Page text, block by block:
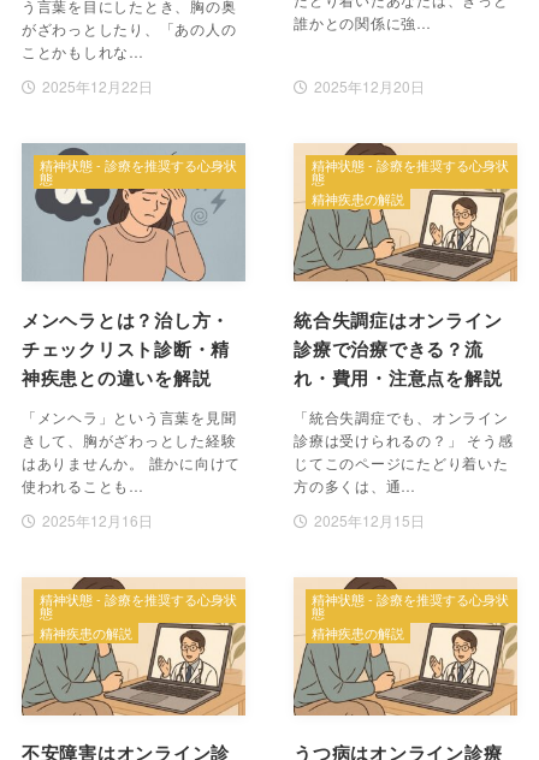
う言葉を目にしたとき、胸の奥
がざわっとしたり、「あの人の
ことかもしれな…
2025年12月22日
誰かとの関係に強…
2025年12月20日
メンヘラとは？治し方・
チェックリスト診断・精
神疾患との違いを解説
「メンヘラ」という言葉を見聞
きして、胸がざわっとした経験
はありませんか。 誰かに向けて
使われることも…
2025年12月16日
精神状態 - 診療を推奨する心身状
態
統合失調症はオンライン
診療で治療できる？流
れ・費用・注意点を解説
「統合失調症でも、オンライン
診療は受けられるの？」 そう感
じてこのページにたどり着いた
方の多くは、通…
2025年12月15日
精神状態 - 診療を推奨する心身状
態
精神疾患の解説
不安障害はオンライン診
精神状態 - 診療を推奨する心身状
態
精神疾患の解説
うつ病はオンライン診療
精神状態 - 診療を推奨する心身状
態
精神疾患の解説